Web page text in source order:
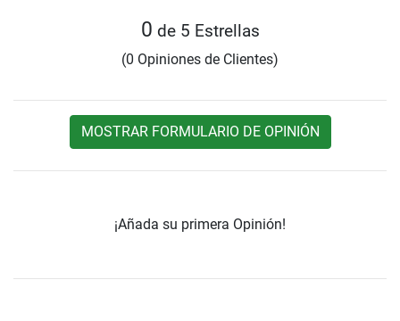
0 de 5 Estrellas
(0 Opiniones de Clientes)
MOSTRAR FORMULARIO DE OPINIÓN
¡Añada su primera Opinión!